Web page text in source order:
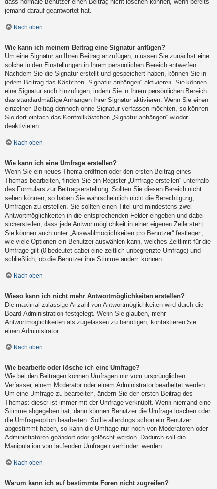
dass normale Benutzer einen Beitrag nicht löschen können, wenn bereits
jemand darauf geantwortet hat.
Nach oben
Wie kann ich meinem Beitrag eine Signatur anfügen?
Um eine Signatur an Ihren Beitrag anzufügen, müssen Sie zunächst eine
solche in den Einstellungen in Ihrem persönlichen Bereich entwerfen.
Nachdem Sie die Signatur erstellt und gespeichert haben, können Sie in
jedem Beitrag das Kästchen „Signatur anhängen“ aktivieren. Sie können
eine Signatur auch hinzufügen, indem Sie in Ihrem persönlichen Bereich
das standardmäßige Anhängen Ihrer Signatur aktivieren. Wenn Sie einen
einzelnen Beitrag dennoch ohne Signatur verfassen möchten, so können
Sie dort einfach das Kontrollkästchen „Signatur anhängen“ wieder
deaktivieren.
Nach oben
Wie kann ich eine Umfrage erstellen?
Wenn Sie ein neues Thema eröffnen oder den ersten Beitrag eines
Themas bearbeiten, finden Sie ein Register „Umfrage erstellen“ unterhalb
des Formulars zur Beitragserstellung. Sollten Sie diesen Bereich nicht
sehen können, so haben Sie wahrscheinlich nicht die Berechtigung,
Umfragen zu erstellen. Sie sollten einen Titel und mindestens zwei
Antwortmöglichkeiten in die entsprechenden Felder eingeben und dabei
sicherstellen, dass jede Antwortmöglichkeit in einer eigenen Zeile steht.
Sie können auch unter „Auswahlmöglichkeiten pro Benutzer“ festlegen,
wie viele Optionen ein Benutzer auswählen kann, welches Zeitlimit für die
Umfrage gilt (0 bedeutet dabei eine zeitlich unbegrenzte Umfrage) und
schließlich, ob die Benutzer ihre Stimme ändern können.
Nach oben
Wieso kann ich nicht mehr Antwortmöglichkeiten erstellen?
Die maximal zulässige Anzahl von Antwortmöglichkeiten wird durch die
Board-Administration festgelegt. Wenn Sie glauben, mehr
Antwortmöglichkeiten als zugelassen zu benötigen, kontaktieren Sie
einen Administrator.
Nach oben
Wie bearbeite oder lösche ich eine Umfrage?
Wie bei den Beiträgen können Umfragen nur vom ursprünglichen
Verfasser, einem Moderator oder einem Administrator bearbeitet werden.
Um eine Umfrage zu bearbeiten, ändern Sie den ersten Beitrag des
Themas; dieser ist immer mit der Umfrage verknüpft. Wenn niemand eine
Stimme abgegeben hat, dann können Benutzer die Umfrage löschen oder
die Umfrageoption bearbeiten. Sollte allerdings schon ein Benutzer
abgestimmt haben, so kann die Umfrage nur noch von Moderatoren oder
Administratoren geändert oder gelöscht werden. Dadurch soll die
Manipulation von laufenden Umfragen verhindert werden.
Nach oben
Warum kann ich auf bestimmte Foren nicht zugreifen?